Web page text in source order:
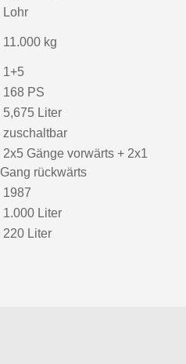
Lohr
11.000 kg
1+5
168 PS
5,675 Liter
zuschaltbar
2x5 Gänge vorwärts + 2x1
Gang rückwärts
1987
1.000 Liter
220 Liter